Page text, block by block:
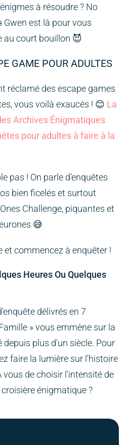
à résoudre ? No
Gwen est là pour vous
au court bouillon 😈
GAME POUR ADULTES
réclamé des escape games
vous voilà exaucés ! 😊 La
Archives Énigmatiques
pour adultes à faire à la
pas ! On parle d'enquêtes
bien ficelés et surtout
Challenge, piquantes et
😅
et commencez à enquêter !
Heures Ou Quelques
délivrés en 7
» vous emmène sur la
plus d'un siècle. Pour
faire la lumière sur l'histoire
vous de choisir l'intensité de
énigmatique ?